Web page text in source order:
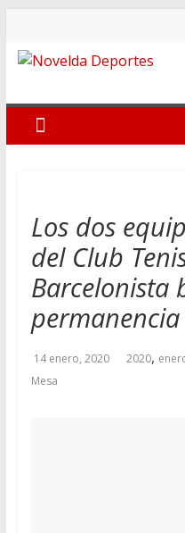
contenido
Novelda
nuestro
deporte
Los dos
del Club
Barcelonista
permanencia
14 enero, 2020 2020,
Mesa